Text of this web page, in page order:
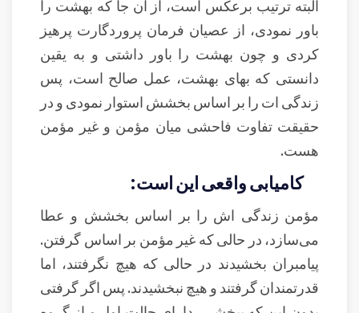
البته ترتیب برعکس است، از آن جا که بهشت را
باور نمودی، از عصیان فرمان پروردگارت پرهیز
کردی و چون بهشت را باور داشتی و به یقین
دانستی که بهای بهشت، عمل صالح است، پس
زندگی ات را بر اساس بخشش استوار نمودی و در
حقیقت تفاوت فاحشی میان مؤمن و غیر مؤمن
هست.
کامیابی واقعی این است:
مؤمن زندگی اش را بر اساس بخشش و عطا
می‌سازد، در حالی که غیر مؤمن بر اساس گرفتن.
پیامبران بخشیدند در حالی که هیچ نگرفتند، اما
قدرتمندان گرفتند و هیچ نبخشیدند. پس اگر گرفتی